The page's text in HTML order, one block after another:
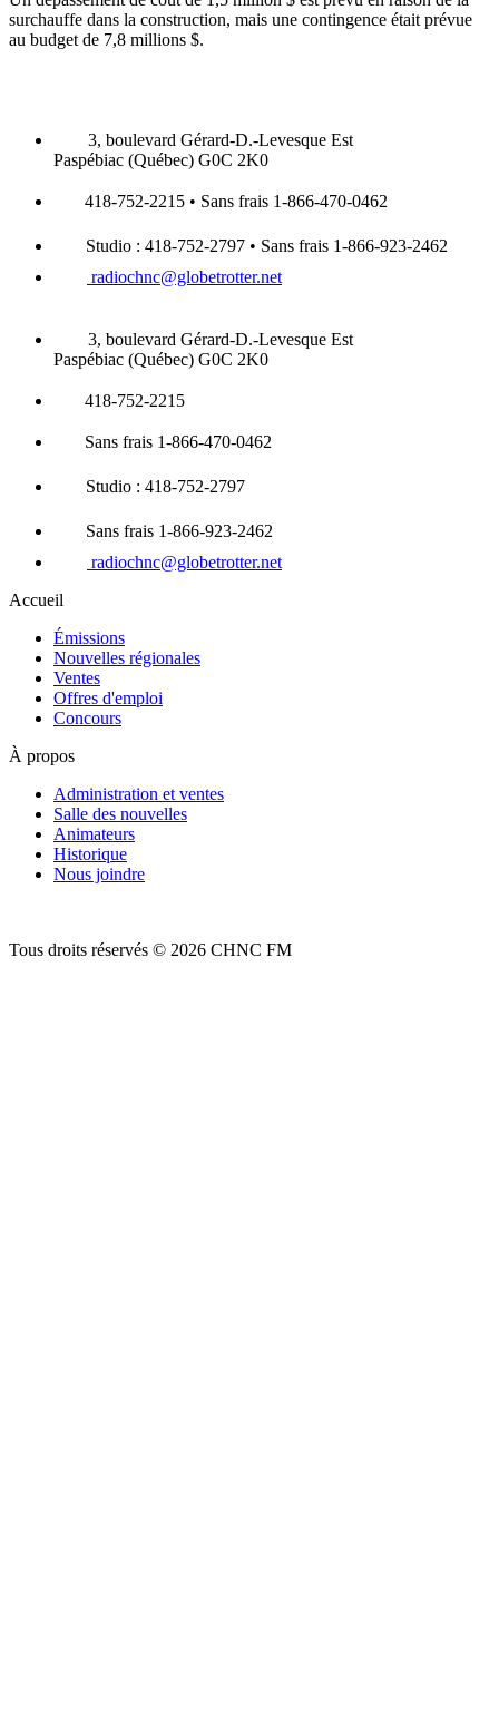
surchauffe dans la construction, mais une contingence était prévue
au budget de 7,8 millions $.
3, boulevard Gérard-D.-Levesque Est
Paspébiac (Québec) G0C 2K0
418-752-2215 • Sans frais 1-866-470-0462
Studio : 418-752-2797 • Sans frais 1-866-923-2462
radiochnc@globetrotter.net
3, boulevard Gérard-D.-Levesque Est
Paspébiac (Québec) G0C 2K0
418-752-2215
Sans frais 1-866-470-0462
Studio : 418-752-2797
Sans frais 1-866-923-2462
radiochnc@globetrotter.net
Accueil
Émissions
Nouvelles régionales
Ventes
Offres d'emploi
Concours
À propos
Administration et ventes
Salle des nouvelles
Animateurs
Historique
Nous joindre
Tous droits réservés © 2026 CHNC FM